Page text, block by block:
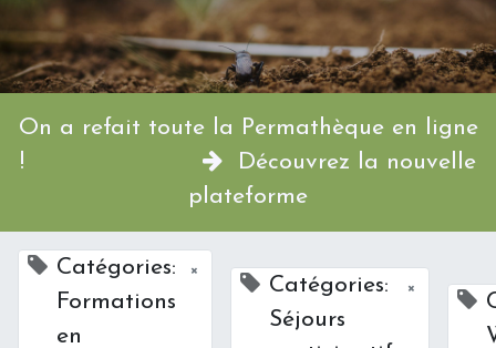
On a refait toute la Permathèque en ligne
!
Découvrez la nouvelle
plateforme
Catégories:
Formations
en
×
Catégories:
Séjours
×